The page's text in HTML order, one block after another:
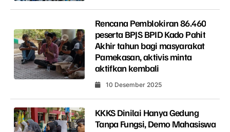
Rencana Pemblokiran 86.460
peserta BPJS BPID Kado Pahit
Akhir tahun bagi masyarakat
Pamekasan, aktivis minta
aktifkan kembali
10 Desember 2025
KKKS Dinilai Hanya Gedung
Tanpa Fungsi, Demo Mahasiswa